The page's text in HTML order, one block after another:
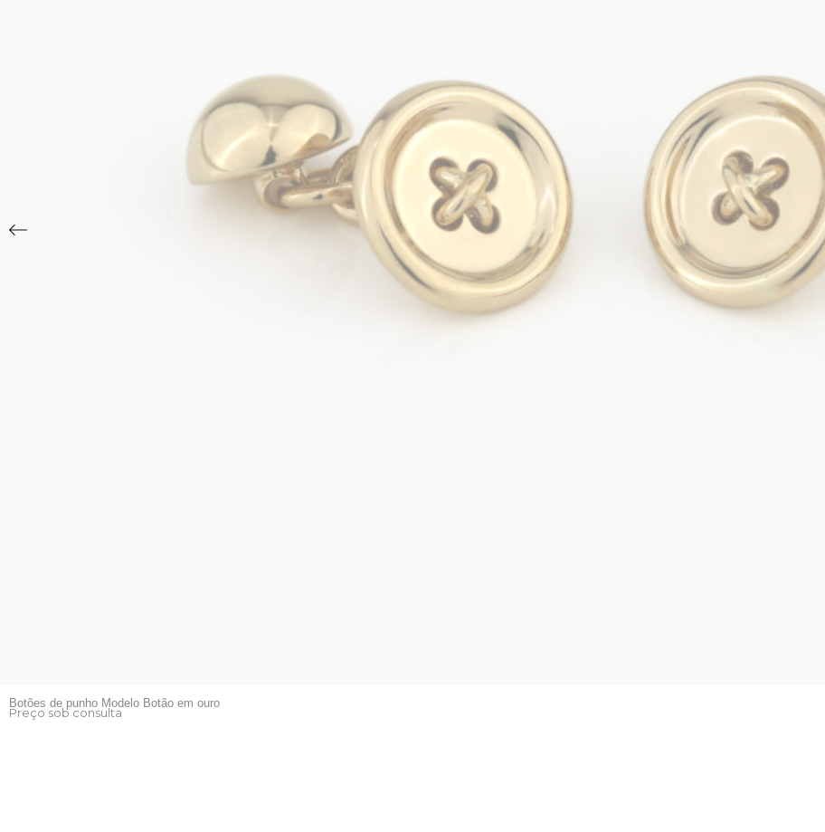
Botões de punho Modelo Botão em ouro
Preço sob consulta